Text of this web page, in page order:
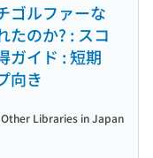
ゴルファーな
たのか? : スコ
ガイド : 短期
向き
Other Libraries in Japan